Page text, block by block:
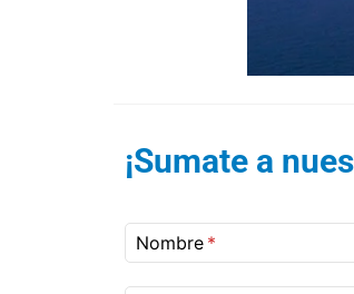
¡Sumate a
Nombre